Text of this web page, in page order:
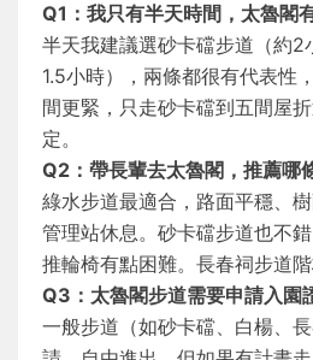
Q1：我只有半天時間，太魯閣
半天我建議選砂卡礑步道（約2
1.5小時），兩條都很有代表性
間更緊，只走砂卡礑到五間屋
定。
Q2：帶長輩去太魯閣，推薦哪
綠水步道最適合，路面平穩、
管理站休息。砂卡礑步道也不
推輪椅有點困難。長春祠步道階
Q3：太魯閣步道需要申請入園
一般步道（如砂卡礑、白楊、